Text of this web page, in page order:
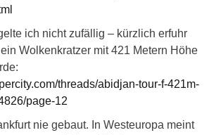
ich nicht zufällig – kürzlich erfuhr
Wolkenkratzer mit 421 Metern Höhe
threads/abidjan-tour-f-421m-
page-12
nie gebaut. In Westeuropa meint